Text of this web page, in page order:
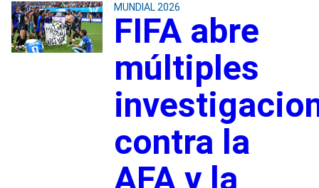
MUNDIAL 2026
FIFA abre
múltiples
contra la
AFA y la